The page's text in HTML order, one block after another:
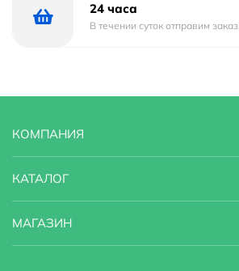
Страна бренда Китай
Область применения бытовая
24 часа
В течении суток отправим заказ
КОМПАНИЯ
КАТАЛОГ
МАГАЗИН